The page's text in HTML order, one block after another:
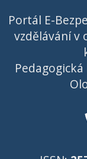
Portál E-
vzdělávání v